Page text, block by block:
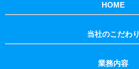
HOME
当社のこだわり
業務内容